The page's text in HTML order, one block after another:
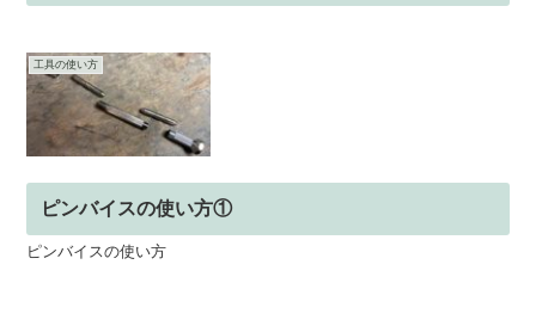
工具の使い方
ピンバイスの使い方①
ピンバイスの使い方